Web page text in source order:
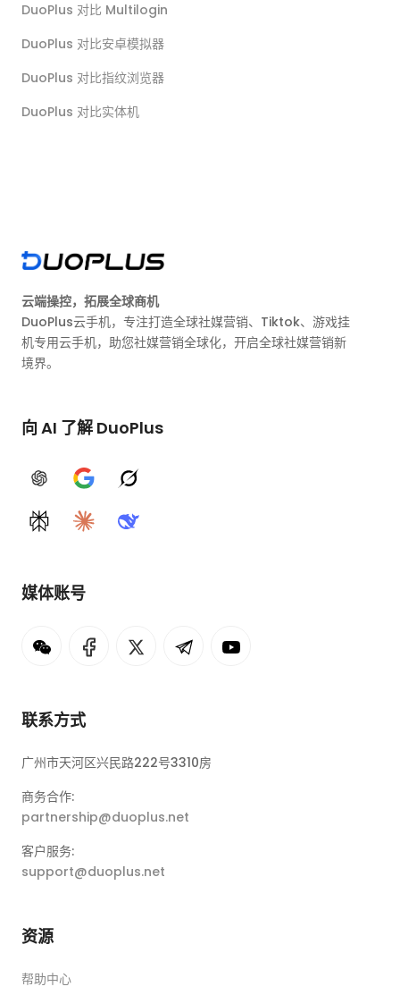
DuoPlus 对比 Multilogin
DuoPlus 对比安卓模拟器
DuoPlus 对比指纹浏览器
DuoPlus 对比实体机
云端操控，拓展全球商机
DuoPlus云手机，专注打造全球社媒营销、Tiktok、游戏挂
机专用云手机，助您社媒营销全球化，开启全球社媒营销新
境界。
向 AI 了解 DuoPlus
ChatGPTGoogle AIGrok
PerplexityClaudeDeepSeek
媒体账号
联系方式
广州市天河区兴民路222号3310房
商务合作:
partnership@duoplus.net
客户服务:
support@duoplus.net
资源
帮助中心